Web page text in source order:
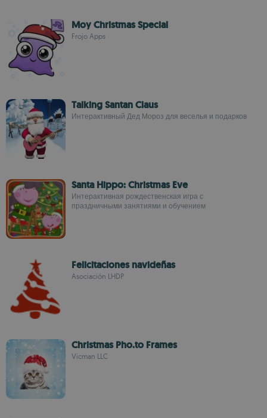
Moy Christmas Special
Frojo Apps
Talking Santan Claus
Интерактивный Дед Мороз для веселья и подарков
Santa Hippo: Christmas Eve
Интерактивная рождественская игра с
праздничными занятиями и обучением
Felicitaciones navideñas
Asociación LHDP
Christmas Pho.to Frames
Vicman LLC